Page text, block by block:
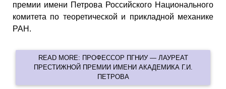
премии имени Петрова Российского Национального
комитета по теоретической и прикладной механике
РАН.
READ MORE: ПРОФЕССОР ПГНИУ — ЛАУРЕАТ
ПРЕСТИЖНОЙ ПРЕМИИ ИМЕНИ АКАДЕМИКА Г.И.
ПЕТРОВА